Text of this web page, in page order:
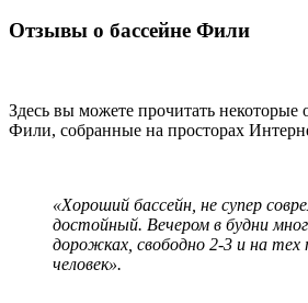
Отзывы о бассейне Фили
Здесь вы можете прочитать некоторые
Фили, собранные на просторах
«Хороший бассейн, не супер
достойный. Вечером в будни
дорожках, свободно 2-3 и на тех
человек».